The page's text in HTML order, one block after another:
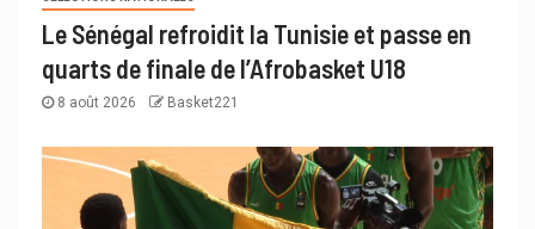
Le Sénégal refroidit la Tunisie et passe en
quarts de finale de l’Afrobasket U18
8 août 2026 Basket221